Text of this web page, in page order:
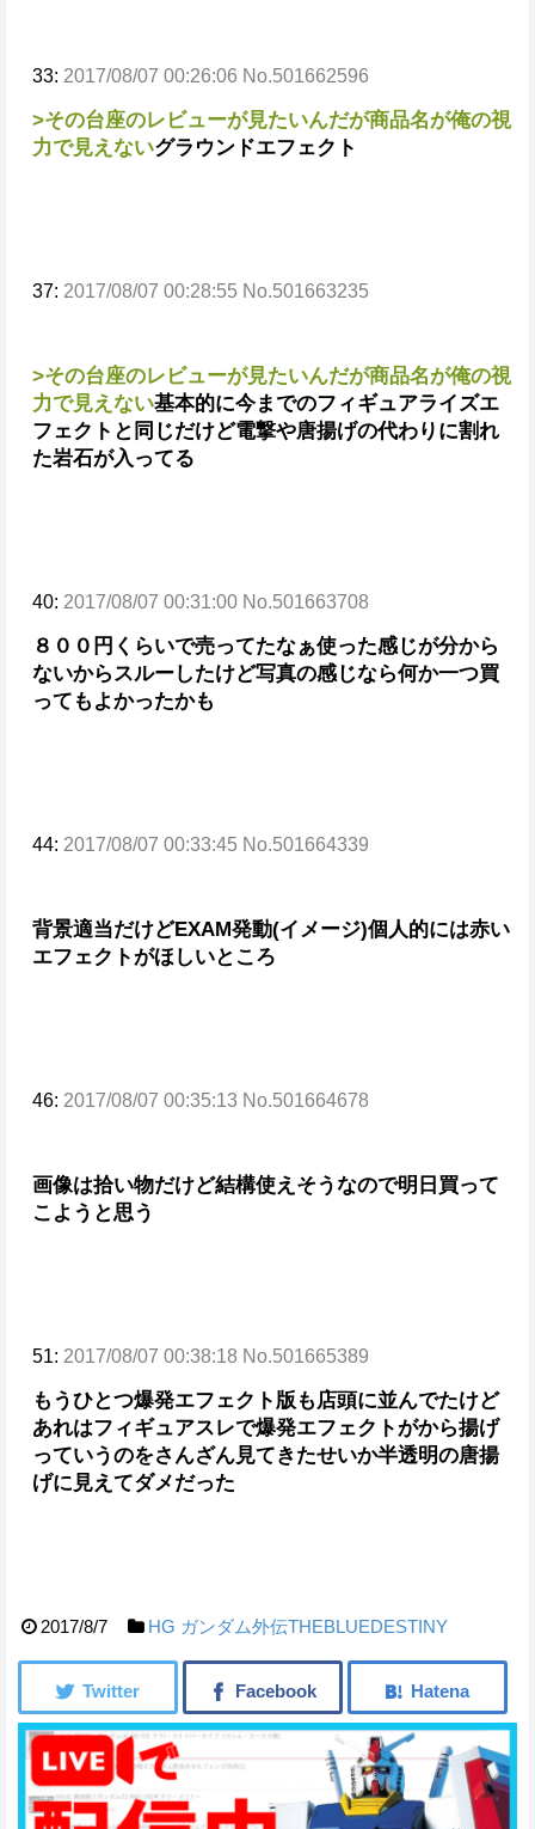
33: 2017/08/07 00:26:06 No.501662596
>その台座のレビューが見たいんだが商品名が俺の視
力で見えないグラウンドエフェクト
37: 2017/08/07 00:28:55 No.501663235
>その台座のレビューが見たいんだが商品名が俺の視
力で見えない基本的に今までのフィギュアライズエ
フェクトと同じだけど電撃や唐揚げの代わりに割れ
た岩石が入ってる
40: 2017/08/07 00:31:00 No.501663708
８００円くらいで売ってたなぁ使った感じが分から
ないからスルーしたけど写真の感じなら何か一つ買
ってもよかったかも
44: 2017/08/07 00:33:45 No.501664339
背景適当だけどEXAM発動(イメージ)個人的には赤い
エフェクトがほしいところ
46: 2017/08/07 00:35:13 No.501664678
画像は拾い物だけど結構使えそうなので明日買って
こようと思う
51: 2017/08/07 00:38:18 No.501665389
もうひとつ爆発エフェクト版も店頭に並んでたけど
あれはフィギュアスレで爆発エフェクトがから揚げ
っていうのをさんざん見てきたせいか半透明の唐揚
げに見えてダメだった
2017/8/7 HG ガンダム外伝THEBLUEDESTINY